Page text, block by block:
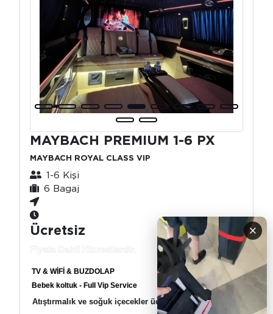
×
MAYBACH PREMIUM 1-6 PX
MAYBACH ROYAL CLASS VIP
1-6 Kişi
6 Bagaj
Ücretsiz
Fiyata Dahil Hizmetlerdir.
TV & WİFİ & BUZDOLAP
Bebek koltuk - Full Vip Service
Atıştırmalık ve soğuk içecekler ücretsiz